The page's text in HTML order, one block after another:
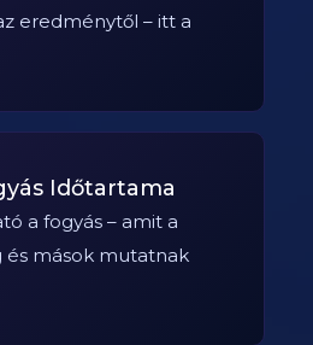
eredménytől – itt a
Időtartama
a fogyás – amit a
és mások mutatnak